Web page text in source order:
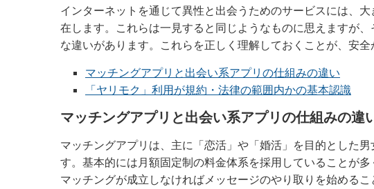
インターネットを通じて異性と出会うためのサービスには、
在します。これらは一見すると同じようなものに思えますが
な違いがあります。これらを正しく理解しておくことが、安
マッチングアプリと出会い系アプリの仕組みの違い
「ヤリモク」利用が規約・法律の範囲内かの基本認識
マッチングアプリと出会い系アプリの仕組みの違
マッチングアプリは、主に「恋活」や「婚活」を目的とした
す。基本的には月額固定制の料金体系を採用していることが
マッチングが成立しなければメッセージのやり取りを始める